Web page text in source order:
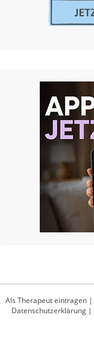
Als Therapeut eintragen |
Datenschutzerklärung|